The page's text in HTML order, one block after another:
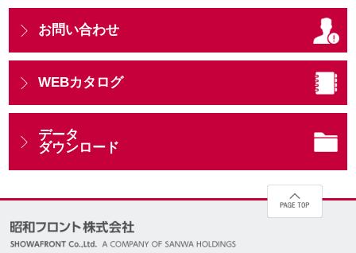
お問い合わせ
WEBカタログ
データ
ダウンロード